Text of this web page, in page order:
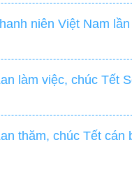
niên Việt Nam
làm việc, chúc Tết
thăm, chúc Tết